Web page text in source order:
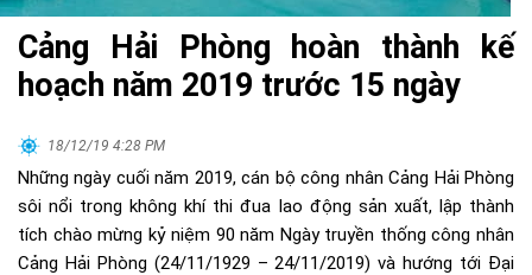
Cảng Hải Phòng hoàn thành kế
hoạch năm 2019 trước 15 ngày
18/12/19 4:28 PM
Những ngày cuối năm 2019, cán bộ công nhân Cảng Hải Phòng
sôi nổi trong không khí thi đua lao động sản xuất, lập thành
tích chào mừng kỷ niệm 90 năm Ngày truyền thống công nhân
Cảng Hải Phòng (24/11/1929 – 24/11/2019) và hướng tới Đại